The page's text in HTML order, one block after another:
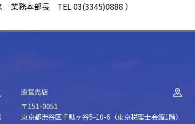
業務本部長 TEL 03(3345)0888 ）
直営売店
〒151-0051
東京都渋谷区千駄ヶ谷5-10-6（東京税理士会館1階）